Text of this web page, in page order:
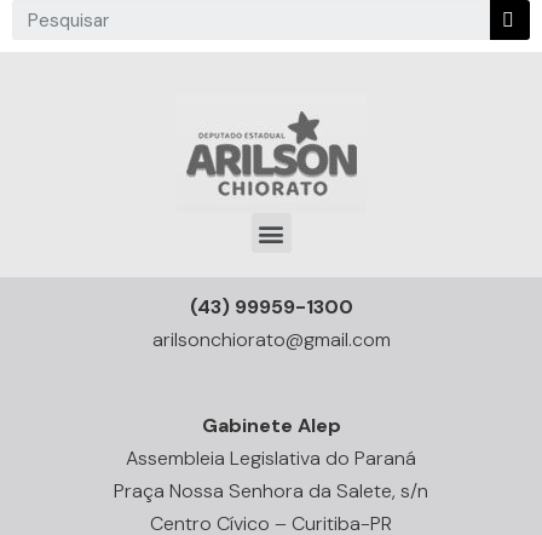
(43) 99959-1300
arilsonchiorato@gmail.com
Gabinete Alep
Assembleia Legislativa do Paraná
Praça Nossa Senhora da Salete, s/n
Centro Cívico – Curitiba-PR